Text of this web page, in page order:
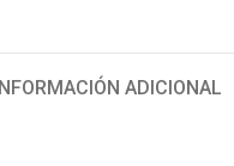
INFORMACIÓN ADICIONAL